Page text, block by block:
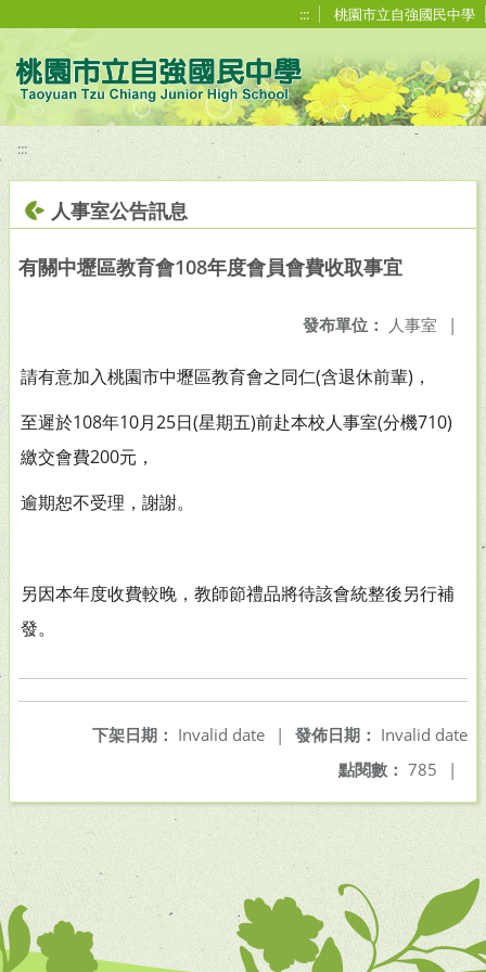
::: 桃園市立自強國民中學
:::
人事室公告訊息
有關中壢區教育會108年度會員會費收取事宜
發布單位： 人事室 |
請有意加入桃園市中壢區教育會之同仁(含退休前輩)，
至遲於108年10月25日(星期五)前赴本校人事室(分機710)
繳交會費200元，
逾期恕不受理，謝謝。
另因本年度收費較晚，教師節禮品將待該會統整後另行補
發。
發佈日期： Invalid date
下架日期： Invalid date
|
點閱數： 785 |